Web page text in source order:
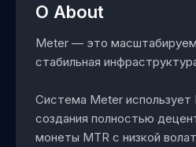
O About
Meter — это
стабильная
Система Meter использует
создания полностью
монеты MTR с низкой